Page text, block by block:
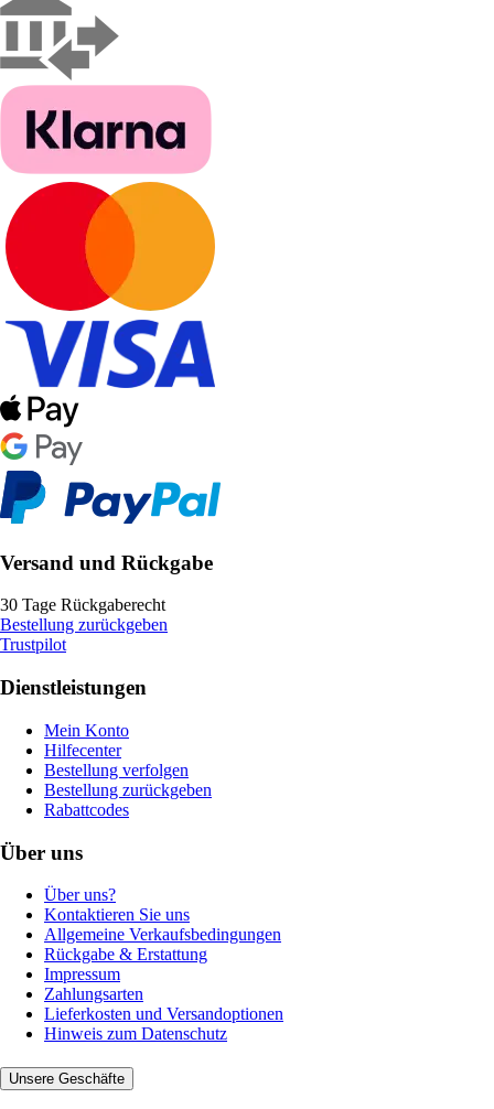
Versand und Rückgabe
30 Tage Rückgaberecht
Bestellung zurückgeben
Trustpilot
Dienstleistungen
Mein Konto
Hilfecenter
Bestellung verfolgen
Bestellung zurückgeben
Rabattcodes
Über uns
Über uns?
Kontaktieren Sie uns
Allgemeine Verkaufsbedingungen
Rückgabe & Erstattung
Impressum
Zahlungsarten
Lieferkosten und Versandoptionen
Hinweis zum Datenschutz
Unsere Geschäfte